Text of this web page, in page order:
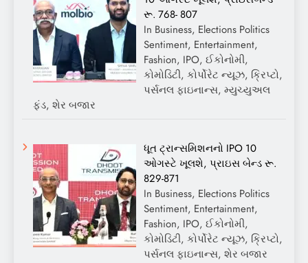
રૂ. 768- 807
In Business, Elections Politics
Sentiment, Entertainment,
Fashion, IPO, ઈકોનોમી,
કોમોડિટી, કોર્પોરેટ ન્યૂઝ, ક્રિપ્ટો,
પર્સનલ ફાઇનાન્સ, મ્યુચ્યુઅલ
ફંડ, શેર બજાર
ધૂત ટ્રાન્સમિશનનો IPO 10
ઓગસ્ટે ખૂલશે, પ્રાઇસ બેન્ડ રૂ.
829-871
In Business, Elections Politics
Sentiment, Entertainment,
Fashion, IPO, ઈકોનોમી,
કોમોડિટી, કોર્પોરેટ ન્યૂઝ, ક્રિપ્ટો,
પર્સનલ ફાઇનાન્સ, શેર બજાર